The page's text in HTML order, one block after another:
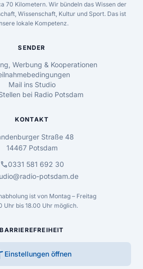
70 Kilometern. Wir bündeln das Wissen der
Wissenschaft, Kultur und Sport. Das ist
lokale Kompetenz.
SENDER
Werbung & Kooperationen
Mail ins Studio
bei Radio Potsdam
KONTAKT
Straße 48
14467 Potsdam
call0331 581 692 30
potsdam.de
ist von Montag – Freitag
Uhr bis 18.00 Uhr möglich.
BARRIEREFREIHEIT
Einstellungen öffnen